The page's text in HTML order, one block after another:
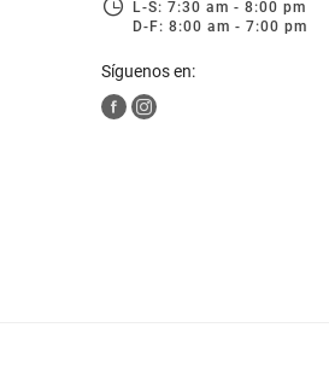
moda
deportes
L-S: 7:30 am - 8:00 pm
D-F: 8:00 am - 7:00 pm
Síguenos en: